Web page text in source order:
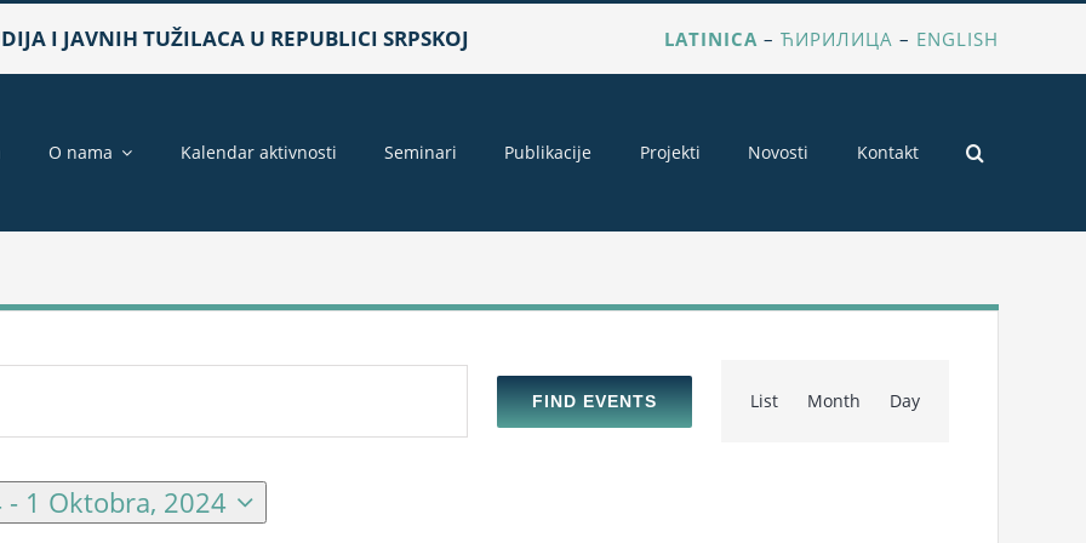
I JAVNIH TUŽILACA U REPUBLICI SRPSKOJ LATINICA –ЋИРИЛИЦА – ENGLISH
O nama Kalendar aktivnosti Seminari Publikacije Projekti Novosti Kontakt
FIND EVENTS
Views
List Month Day
- 1 Oktobra, 2024